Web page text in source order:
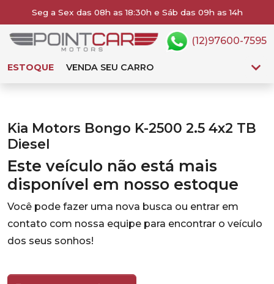
Seg a Sex das 08h as 18:30h e Sáb das 09h as 14h
ESTOQUE VENDA SEU CARRO
(12)97600-7595
Kia Motors Bongo K-2500 2.5 4x2 TB
Diesel
Este veículo não está mais
disponível em nosso estoque
Você pode fazer uma nova busca ou entrar em
contato com nossa equipe para encontrar o veículo
dos seus sonhos!